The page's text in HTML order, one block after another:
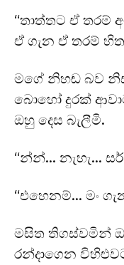
“තාත්තට ඒ තරම්
ඒ ගැන ඒ තරම්
මගේ නිහඬ බව
බොහෝ දුරක්
ඔහු දෙස බැලීමි.
“න්න්… නැහැ…
“එහෙනම්… මං
මසිත තිගස්වමින්
රන්දාගෙන